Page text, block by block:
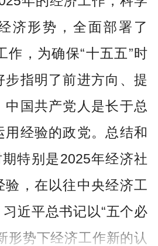
济形势，全面部署了
作，为确保“十五五”时
步指明了前进方向、提
中国共产党人是长于总
用经验的政党。总结和
期特别是2025年经济社
验，在以往中央经济工
近平总书记以“五个必
形势下经济工作新的认